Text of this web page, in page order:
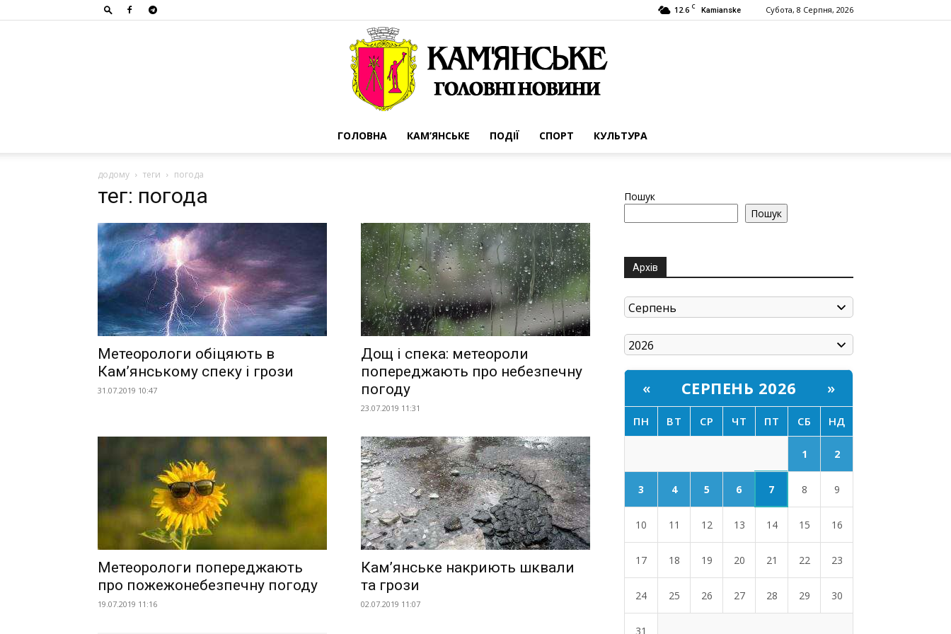
12.6 C Kamianske Субота, 8 Серпня, 2026
міста
ГОЛОВНА КАМ’ЯНСЬКЕ ПОДІЇ СПОРТ КУЛЬТУРА
додому теги погода
тег: погода
Метеорологи обіцяють в
Кам’янському спеку і грози
31.07.2019 10:47
Дощ і спека: метеороли
попереджають про небезпечну
погоду
23.07.2019 11:31
Метеорологи попереджають
про пожежонебезпечну погоду
19.07.2019 11:16
Кам’янське накриють шквали
та грози
02.07.2019 11:07
Пошук
Пошук
Архів
« СЕРПЕНЬ 2026 »
ПН ВТ СР ЧТ ПТ СБ НД
1 2
3 4 5 6 7 8 9
10 11 12 13 14 15 16
17 18 19 20 21 22 23
24 25 26 27 28 29 30
31